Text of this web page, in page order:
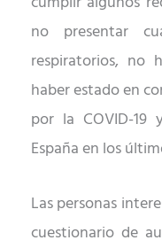
no presentar
respiratorios, no
haber estado en
por la COVID-
España en losú
Las personas
cuestionario de